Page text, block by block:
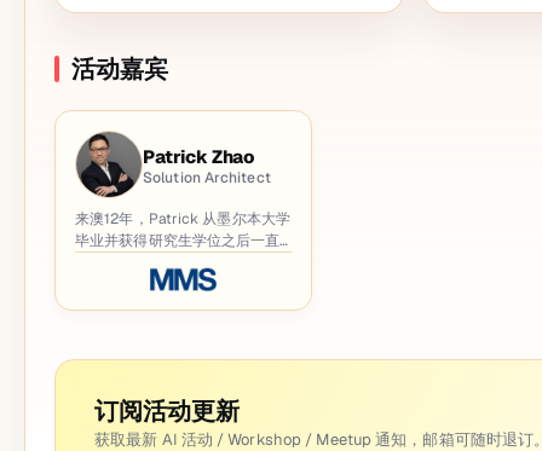
活动嘉宾
Patrick Zhao
Solution Architect
来澳12年，Patrick 从墨尔本大学
毕业并获得研究生学位之后一直
解决方案架构师。 Patrick 专精
于企业级解决方案端到端的设
及Solution Architecture 在金
融，保险，教育等行业的应用，
订阅活动更新
获取最新 AI 活动 / Workshop / Meetup 通知，邮箱可随时退订。